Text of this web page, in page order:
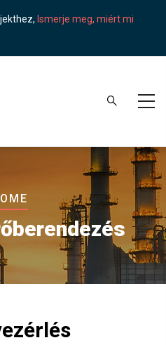
Ismerje meg, miért mi